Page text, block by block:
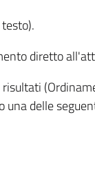
diretto
delle